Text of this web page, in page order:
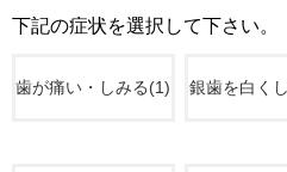
下記の症状を選択して下さい。
歯が痛い・しみる(1) 銀歯を白く